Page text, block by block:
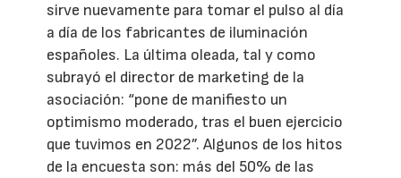
sirve nuevamente para tomar el pulso al día
a día de los fabricantes de iluminación
españoles. La última oleada, tal y como
subrayó el director de marketing de la
asociación: “pone de manifiesto un
optimismo moderado, tras el buen ejercicio
que tuvimos en 2022”. Algunos de los hitos
de la encuesta son: más del 50% de las